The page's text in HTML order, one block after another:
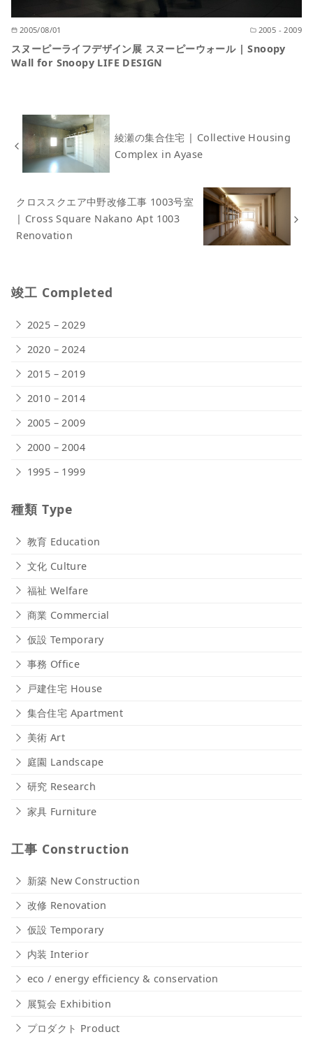
2005/08/01 2005 - 2009
スヌーピーライフデザイン展 スヌーピーウォール | Snoopy
Wall for Snoopy LIFE DESIGN
綾瀬の集合住宅 | Collective Housing
Complex in Ayase
クロススクエア中野改修工事 1003号室
| Cross Square Nakano Apt 1003
Renovation
竣工 Completed
2025 – 2029
2020 – 2024
2015 – 2019
2010 – 2014
2005 – 2009
2000 – 2004
1995 – 1999
種類 Type
教育 Education
文化 Culture
福祉 Welfare
商業 Commercial
仮設 Temporary
事務 Office
戸建住宅 House
集合住宅 Apartment
美術 Art
庭園 Landscape
研究 Research
家具 Furniture
工事 Construction
新築 New Construction
改修 Renovation
仮設 Temporary
内装 Interior
eco / energy efficiency & conservation
展覧会 Exhibition
プロダクト Product